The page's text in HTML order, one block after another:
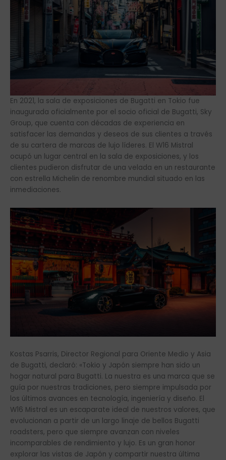
En 2021, la sala de exposiciones de Bugatti en Tokio fue
inaugurada oficialmente por el socio oficial de Bugatti, Sky
Group, que cuenta con décadas de experiencia en
satisfacer las demandas y deseos de sus clientes a través
de su cartera de marcas de lujo líderes. El W16 Mistral
ocupó un lugar central en la sala de exposiciones, y los
clientes pudieron disfrutar de una velada en un restaurante
con estrella Michelin de renombre mundial situado en las
inmediaciones.
Kostas Psarris, Director Regional para Oriente Medio y Asia
de Bugatti, declaró: «Tokio y Japón siempre han sido un
hogar natural para Bugatti. La nuestra es una marca que se
guía por nuestras tradiciones, pero siempre impulsada por
los últimos avances en tecnología, ingeniería y diseño. El
W16 Mistral es un escaparate ideal de nuestros valores, que
evolucionan a partir de un largo linaje de bellos Bugatti
roadsters, pero que siempre avanzan con niveles
incomparables de rendimiento y lujo. Es un gran honor
explorar las vistas de Japón y compartir nuestra última